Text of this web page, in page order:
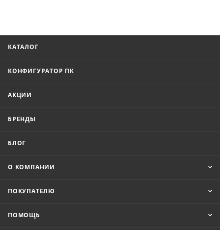
КАТАЛОГ
КОНФИГУРАТОР ПК
АКЦИИ
БРЕНДЫ
БЛОГ
О КОМПАНИИ
ПОКУПАТЕЛЮ
ПОМОЩЬ